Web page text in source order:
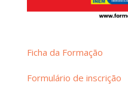
Ficha da Formação
Formulário de inscrição